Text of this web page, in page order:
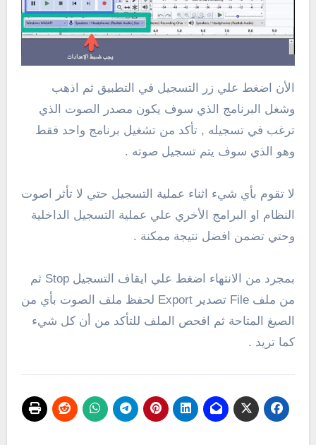
الأن اضغط علي زر التسجيل في التطبيق ثم اذهب
وشغل البرنامج الذي سوف يكون مصدر الصوت الذي
ترغب في تسجيله , تأكد من تشغيل برنامج واحد فقط
وهو الذي سوف يتم تسجيل صوته .
لا تقوم بأي شيء اثناء عملية التسجيل حتي لا تأثر اصوت
النظام او البرامج الأخري علي عملية التسجيل الداخلية
وحتي تضمن افضل نتيجة ممكنة .
بمجرد من الانتهاء اضغط علي ايقاف التسجيل Stop ثم
من ملف File تصدير Export لحفظ ملف الصوت بأي من
الصيغ المتاحة ثم افحص الملف للتأكد من أن كل شيء
كما تريد .